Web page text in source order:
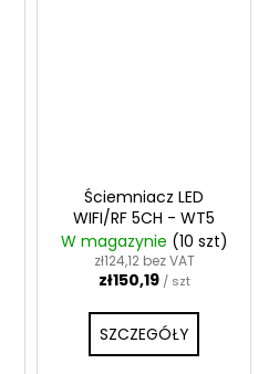
Ściemniacz LED
WIFI/RF 5CH - WT5
W magazynie (10 szt)
zł124,12 bez VAT
zł150,19 / szt
SZCZEGÓŁY